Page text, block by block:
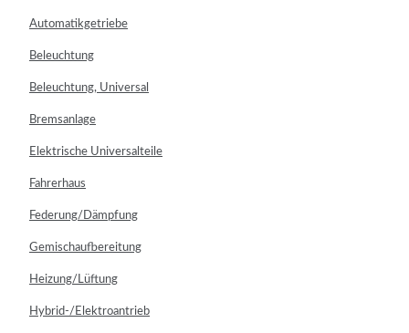
Automatikgetriebe
Beleuchtung
Beleuchtung, Universal
Bremsanlage
Elektrische Universalteile
Fahrerhaus
Federung/Dämpfung
Gemischaufbereitung
Heizung/Lüftung
Hybrid-/Elektroantrieb